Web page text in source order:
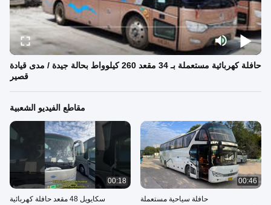
حافلة كهربائية مستعملة بـ 34 مقعد 260 كيلوواط بحالة جيدة / مدى قيادة
قصير
مقاطع الفيديو الشعبية
00:46
حافلة سياحية مستعملة
00:18
سكايويل 48 مقعد حافلة كهربائية